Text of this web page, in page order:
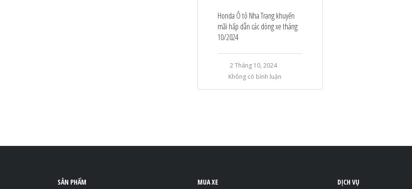
Honda Ô tô Nha Trang khuyến
mãi hấp dẫn các dòng xe tháng
10/2024
2 Tháng 10, 2024
Không có bình luận
SẢN PHẨM MUA XE DỊCH VỤ